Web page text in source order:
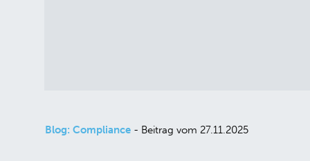
Blog: Compliance - Beitrag vom 27.11.2025